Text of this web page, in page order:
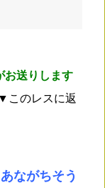
お送りします
▼このレスに返
ながちそう